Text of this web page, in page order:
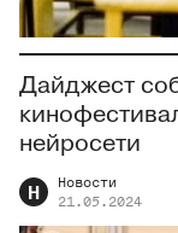
Дайджест
нейросети
Н
Новости
21.05.2024